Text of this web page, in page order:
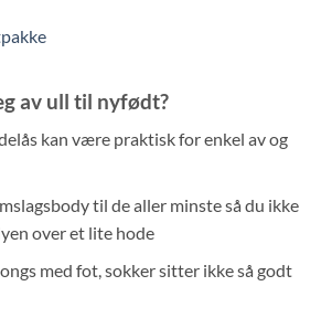
av ull til nyfødt?
kan være praktisk for enkel av og
til de aller minste så du ikke
over et lite hode
med fot, sokker sitter ikke så godt